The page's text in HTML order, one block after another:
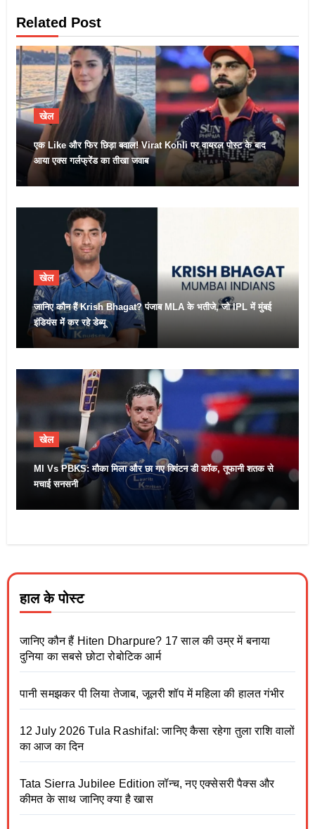
Related Post
खेल
एक Like और फिर छिड़ा बवाल! Virat Kohli पर वायरल पोस्ट के बाद
आया एक्स गर्लफ्रेंड का तीखा जवाब
खेल
जानिए कौन हैं Krish Bhagat? पंजाब MLA के भतीजे, जो IPL में मुंबई
इंडियंस में कर रहे डेब्यू
खेल
MI Vs PBKS: मौका मिला और छा गए क्विंटन डी कॉक, तूफानी शतक से
मचाई सनसनी
हाल के पोस्ट
जानिए कौन हैं Hiten Dharpure? 17 साल की उम्र में बनाया
दुनिया का सबसे छोटा रोबोटिक आर्म
पानी समझकर पी लिया तेजाब, जूलरी शॉप में महिला की हालत गंभीर
12 July 2026 Tula Rashifal: जानिए कैसा रहेगा तुला राशि वालों
का आज का दिन
Tata Sierra Jubilee Edition लॉन्च, नए एक्सेसरी पैक्स और
कीमत के साथ जानिए क्या है खास